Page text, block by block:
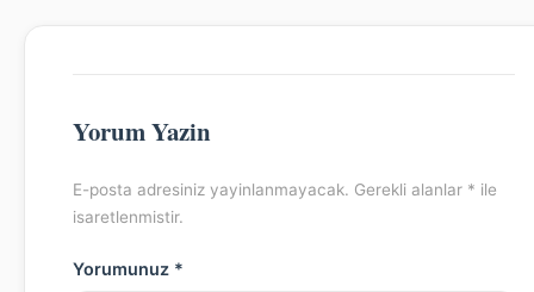
Yorum Yazin
E-posta adresiniz yayinlanmayacak. Gerekli alanlar * ile
isaretlenmistir.
Yorumunuz *